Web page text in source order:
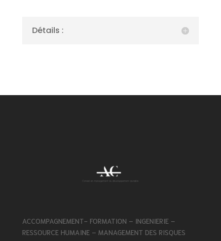
Détails :
ACCOMPAGNEMENT- FORMATION – INGENIERIE –
RESSOURCE HUMAINE – MANAGEMENT DES RISQUES